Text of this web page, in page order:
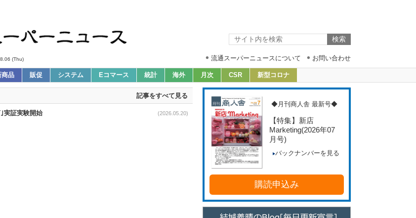
(Thu) 流通スーパーニュースについて お問い合わせ
商品 販促 システム Eコマース 統計 海外 月次 CSR 新型コロナ
記事をすべて見る
実証実験開始 (2026.05.20)
◆月刊商人舎 最新号◆
【特集】新店
Marketing(2026年07
月号)
バックナンバーを見る
購読申込み